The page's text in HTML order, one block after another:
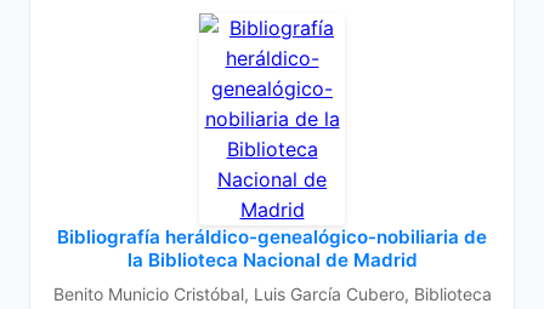
Bibliografía heráldico-genealógico-nobiliaria de
la Biblioteca Nacional de Madrid
Benito Municio Cristóbal, Luis García Cubero, Biblioteca